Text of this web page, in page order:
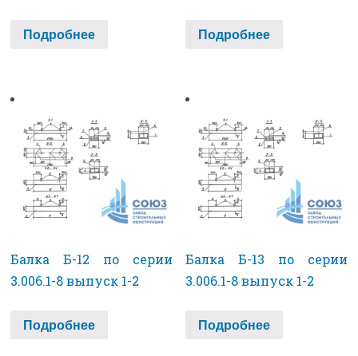
Подробнее Подробнее
Балка Б-12 по серии
3.006.1-8 выпуск 1-2
Подробнее
Балка Б-13 по серии
3.006.1-8 выпуск 1-2
Подробнее